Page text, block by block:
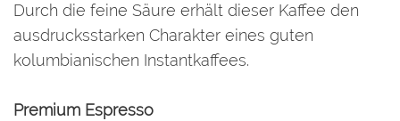
Durch die feine Säure erhält dieser Kaffee den
ausdrucksstarken Charakter eines guten
kolumbianischen Instantkaffees.
Premium Espresso